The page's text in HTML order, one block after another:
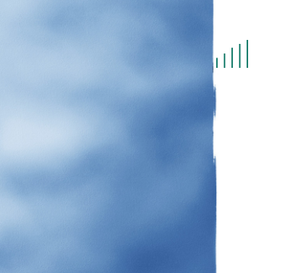
HOME
LET'S TALK
INCASSO